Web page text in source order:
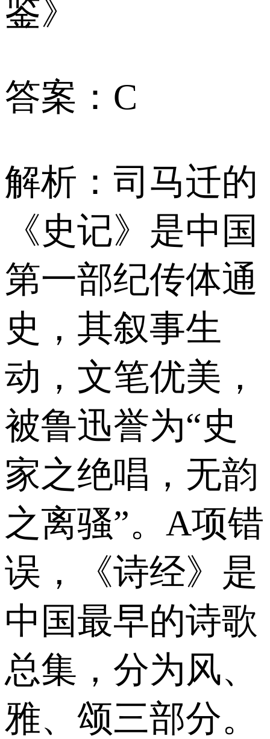
鉴》
答案：C
解析：司马迁的
《史记》是中国
第一部纪传体通
史，其叙事生
动，文笔优美，
被鲁迅誉为“史
家之绝唱，无韵
之离骚”。A项错
误，《诗经》是
中国最早的诗歌
总集，分为风、
雅、颂三部分。